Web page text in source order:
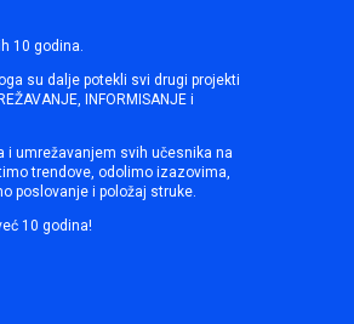
10 godina.
su dalje potekli svi drugi projekti
INFORMISANJE i
umrežavanjem svih učesnika na
trendove, odolimo izazovima,
poslovanje i položaj struke.
10 godina!